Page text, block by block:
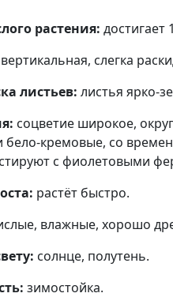
растения: достигает
вертикальная, слегка
листьев: листья ярко-
соцветие широкое,
бело-кремовые, со
с фиолетовыми
растёт быстро.
влажные, хорошо
солнце, полутень.
зимостойка.